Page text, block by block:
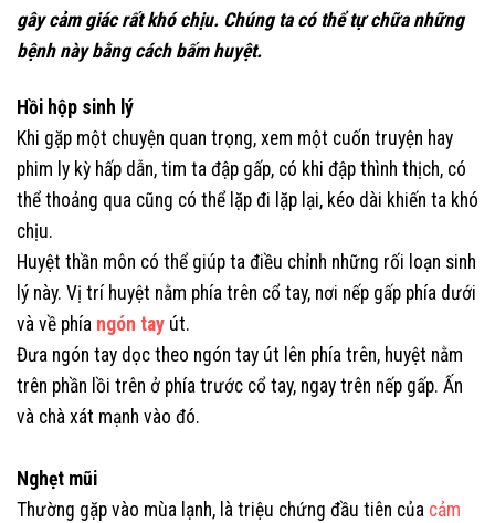
gây cảm giác rất khó chịu. Chúng ta có thể tự chữa những
bệnh này bằng cách bấm huyệt.
Hồi hộp sinh lý
Khi gặp một chuyện quan trọng, xem một cuốn truyện hay
phim ly kỳ hấp dẫn, tim ta đập gấp, có khi đập thình thịch, có
thể thoảng qua cũng có thể lặp đi lặp lại, kéo dài khiến ta khó
chịu.
Huyệt thần môn có thể giúp ta điều chỉnh những rối loạn sinh
lý này. Vị trí huyệt nằm phía trên cổ tay, nơi nếp gấp phía dưới
và về phía ngón tay út.
Đưa ngón tay dọc theo ngón tay út lên phía trên, huyệt nằm
trên phần lồi trên ở phía trước cổ tay, ngay trên nếp gấp. Ấn
và chà xát mạnh vào đó.
Nghẹt mũi
Thường gặp vào mùa lạnh, là triệu chứng đầu tiên của cảm